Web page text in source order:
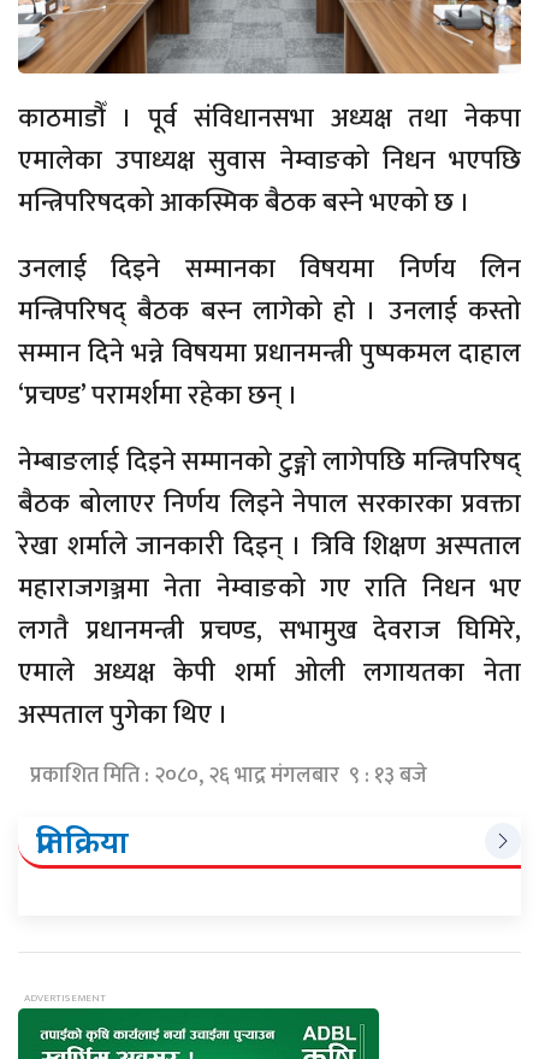
काठमाडौँ । पूर्व संविधानसभा अध्यक्ष तथा नेकपा
एमालेका उपाध्यक्ष सुवास नेम्वाङको निधन भएपछि
मन्त्रिपरिषदको आकस्मिक बैठक बस्ने भएको छ ।
उनलाई दिइने सम्मानका विषयमा निर्णय लिन
मन्त्रिपरिषद् बैठक बस्न लागेको हो । उनलाई कस्तो
सम्मान दिने भन्ने विषयमा प्रधानमन्त्री पुष्पकमल दाहाल
‘प्रचण्ड’ परामर्शमा रहेका छन् ।
नेम्बाङलाई दिइने सम्मानको टुङ्गो लागेपछि मन्त्रिपरिषद्
बैठक बोलाएर निर्णय लिइने नेपाल सरकारका प्रवक्ता
रेखा शर्माले जानकारी दिइन् । त्रिवि शिक्षण अस्पताल
महाराजगञ्जमा नेता नेम्वाङको गए राति निधन भए
लगतै प्रधानमन्त्री प्रचण्ड, सभामुख देवराज घिमिरे,
एमाले अध्यक्ष केपी शर्मा ओली लगायतका नेता
अस्पताल पुगेका थिए ।
प्रकाशित मिति : २०८०, २६ भाद्र मंगलबार ९ : १३ बजे
प्रतिक्रिया